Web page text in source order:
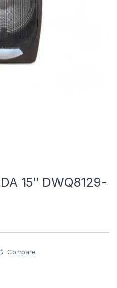
15″ DWQ8129-
Compare